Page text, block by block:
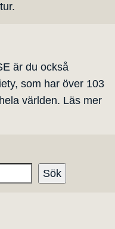
är du också
som har över 103
världen. Läs mer
Sök